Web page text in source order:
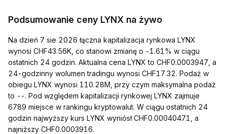
Podsumowanie ceny LYNX na żywo
Na dzień 7 sie 2026 łączna kapitalizacja rynkowa LYNX
wynosi CHF43.56K, co stanowi zmianę o -1.61% w ciągu
ostatnich 24 godzin. Aktualna cena LYNX to CHF0.0003947, a
24-godzinny wolumen tradingu wynosi CHF17.32. Podaż w
obiegu LYNX wynosi 110.28M, przy czym maksymalna podaż
to --. Pod względem kapitalizacji rynkowej LYNX zajmuje
6789 miejsce w rankingu kryptowalut. W ciągu ostatnich 24
godzin najwyższy kurs LYNX wyniósł CHF0.00040471, a
najniższy CHF0.0003916.